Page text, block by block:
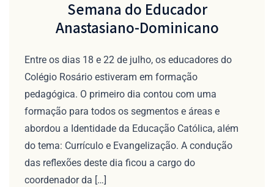
Semana do Educador
Anastasiano-Dominicano
Entre os dias 18 e 22 de julho, os educadores do
Colégio Rosário estiveram em formação
pedagógica. O primeiro dia contou com uma
formação para todos os segmentos e áreas e
abordou a Identidade da Educação Católica, além
do tema: Currículo e Evangelização. A condução
das reflexões deste dia ficou a cargo do
coordenador da […]